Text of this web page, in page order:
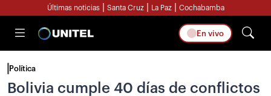
Últimas noticias Santa Cruz La Paz Cochabamba
En vivo
Política
Bolivia cumple 40 días de conflictos